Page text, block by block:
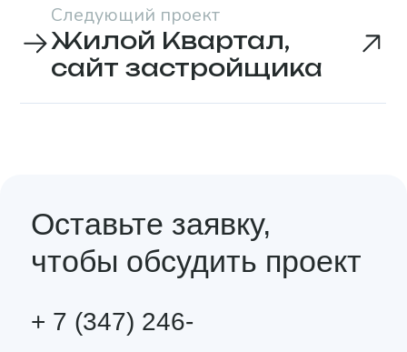
Нажимая на кнопку «Отправить», вы даете
соглашаетесь с
политикой конфиденциальности